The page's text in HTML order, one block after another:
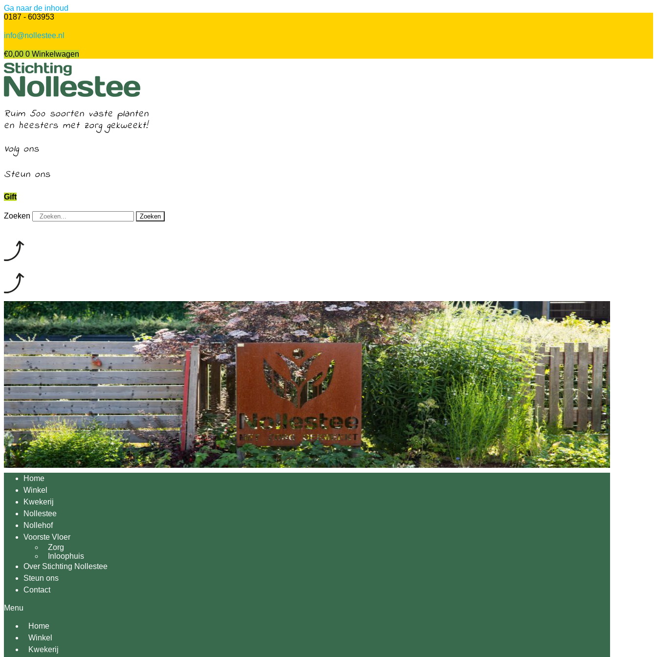
Ga naar de inhoud
0187 - 603953
info@nollestee.nl
€0,00 0 Winkelwagen
Ruim 500 soorten vaste planten
en heesters met zorg gekweekt!
Volg ons
Steun ons
Gift
Zoeken Zoeken
Home
Winkel
Kwekerij
Nollestee
Nollehof
Voorste Vloer
Zorg
Inloophuis
Over Stichting Nollestee
Steun ons
Contact
Menu
Home
Winkel
Kwekerij